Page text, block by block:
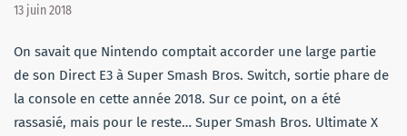
13 juin 2018
On savait que Nintendo comptait accorder une large partie
de son Direct E3 à Super Smash Bros. Switch, sortie phare de
la console en cette année 2018. Sur ce point, on a été
rassasié, mais pour le reste… Super Smash Bros. Ultimate X